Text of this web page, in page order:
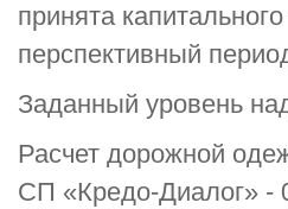
принята
перспективный
Заданный уровень
Расчет дорожной
СП «Кредо-Диалог» -